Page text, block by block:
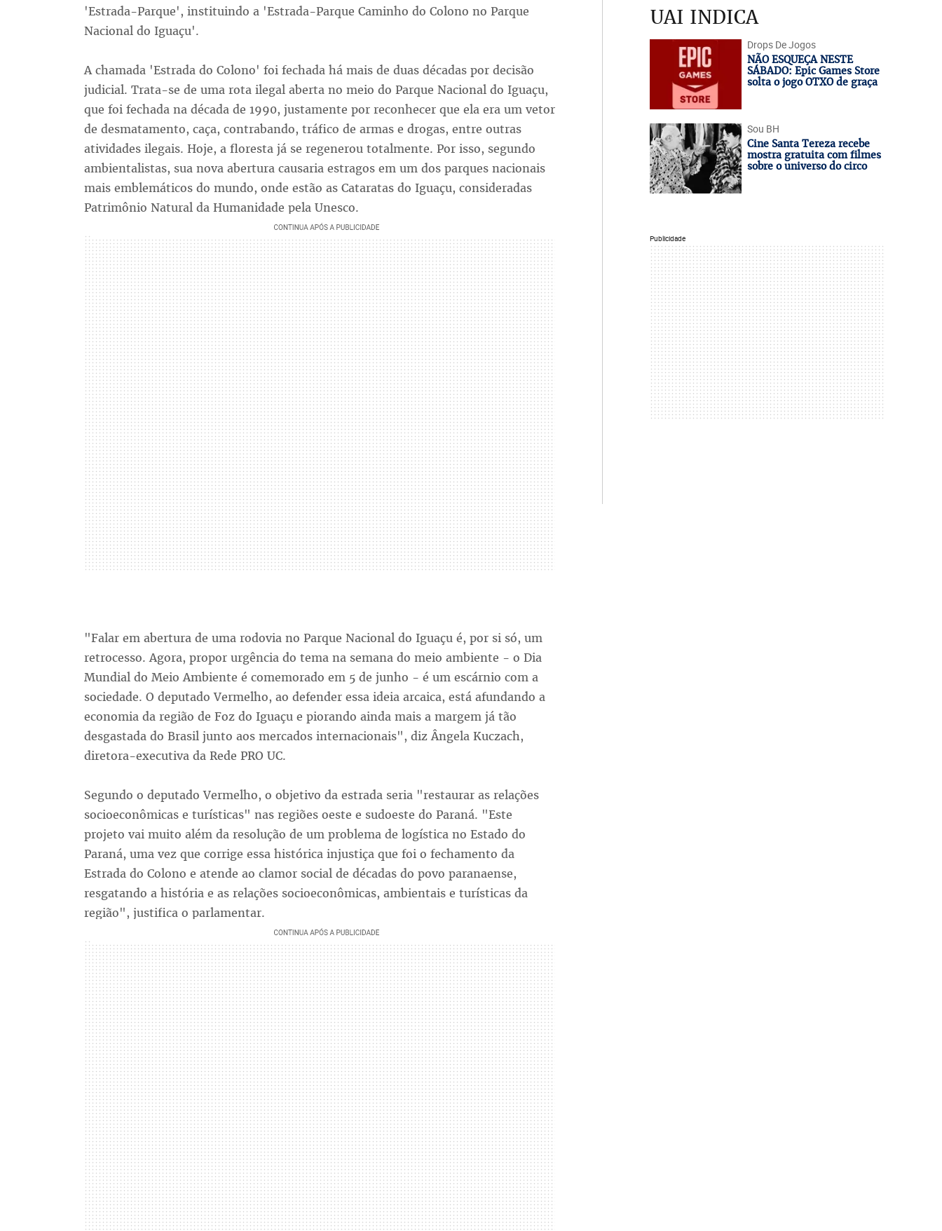
'Estrada-Parque', instituindo a 'Estrada-Parque Caminho do Colono no Parque
Nacional do Iguaçu'.
A chamada 'Estrada do Colono' foi fechada há mais de duas décadas por decisão
judicial. Trata-se de uma rota ilegal aberta no meio do Parque Nacional do Iguaçu,
que foi fechada na década de 1990, justamente por reconhecer que ela era um vetor
de desmatamento, caça, contrabando, tráfico de armas e drogas, entre outras
atividades ilegais. Hoje, a floresta já se regenerou totalmente. Por isso, segundo
ambientalistas, sua nova abertura causaria estragos em um dos parques nacionais
mais emblemáticos do mundo, onde estão as Cataratas do Iguaçu, consideradas
Patrimônio Natural da Humanidade pela Unesco.
"Falar em abertura de uma rodovia no Parque Nacional do Iguaçu é, por si só, um
retrocesso. Agora, propor urgência do tema na semana do meio ambiente - o Dia
Mundial do Meio Ambiente é comemorado em 5 de junho - é um escárnio com a
sociedade. O deputado Vermelho, ao defender essa ideia arcaica, está afundando a
economia da região de Foz do Iguaçu e piorando ainda mais a margem já tão
desgastada do Brasil junto aos mercados internacionais", diz Ângela Kuczach,
diretora-executiva da Rede PRO UC.
Segundo o deputado Vermelho, o objetivo da estrada seria "restaurar as relações
socioeconômicas e turísticas" nas regiões oeste e sudoeste do Paraná. "Este
projeto vai muito além da resolução de um problema de logística no Estado do
Paraná, uma vez que corrige essa histórica injustiça que foi o fechamento da
Estrada do Colono e atende ao clamor social de décadas do povo paranaense,
resgatando a história e as relações socioeconômicas, ambientais e turísticas da
região", justifica o parlamentar.
UAI INDICA
Drops De Jogos
NÃO ESQUEÇA NESTE
SÁBADO: Epic Games Store
solta o jogo OTXO de graça
Sou BH
Cine Santa Tereza recebe
mostra gratuita com filmes
sobre o universo do circo
Publicidade